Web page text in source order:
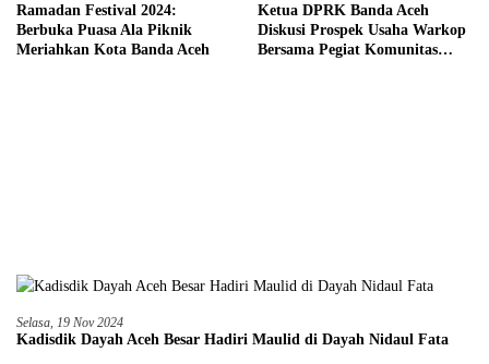
Ramadan Festival 2024:
Berbuka Puasa Ala Piknik
Meriahkan Kota Banda Aceh
Ketua DPRK Banda Aceh
Diskusi Prospek Usaha Warkop
Bersama Pegiat Komunitas
Selasa, 19 Nov 2024
Kadisdik Dayah Aceh Besar Hadiri Maulid di Dayah Nidaul Fata